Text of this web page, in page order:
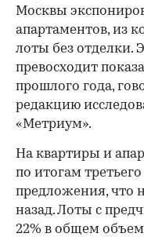
Москвы
апартаментов, из
лоты без отделки.
превосходит
прошлого года,
редакцию
«Метриум».
На квартиры и
по итогам
предложения, что
назад. Лоты с
22% в общем